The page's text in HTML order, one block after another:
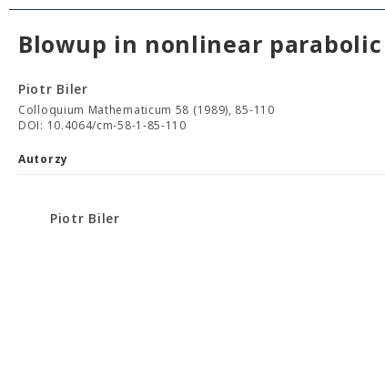
Blowup in nonlinear
Piotr Biler
Colloquium Mathematicum 58 (1989), 85-110
DOI: 10.4064/cm-58-1-85-110
Autorzy
Piotr Biler